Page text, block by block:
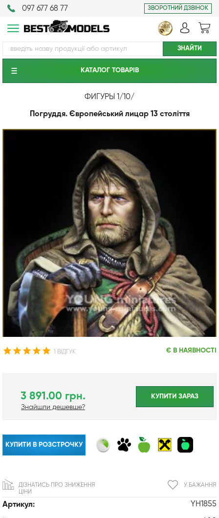
097 677 68 77 ЗВОРОТНИЙ ДЗВІНОК
КАТАЛОГ ТОВАРIВ
ФИГУРЫ 1/10/
Погруддя. Європейський лицар 13 століття
1 ВІДГУК Є В НАЯВНОСТІ
Артикул: YH1855
3 891.00 грн.
Знайшли дешевше?
КУПИТИ ЗАРАЗ
КУПИТИ В РОЗСТРОЧКУ
У БАЖАННЯ
ДІЗНАТИСЬ ПРО ЗНИЖЕННЯ
ЦІНИ